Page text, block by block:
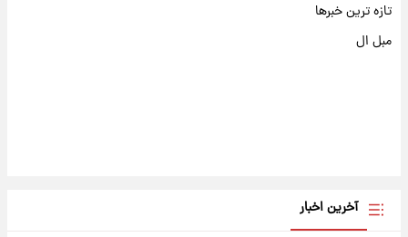
تازه ترین خبرها
مبل ال
آخرین اخبار